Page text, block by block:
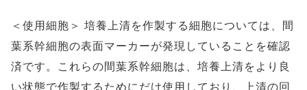
＜使用細胞＞ 培養上清を作製する細胞については、間
葉系幹細胞の表面マーカーが発現していることを確認
済です。これらの間葉系幹細胞は、培養上清をより良
い状態で作製するためにだけ使用しており、上清の回